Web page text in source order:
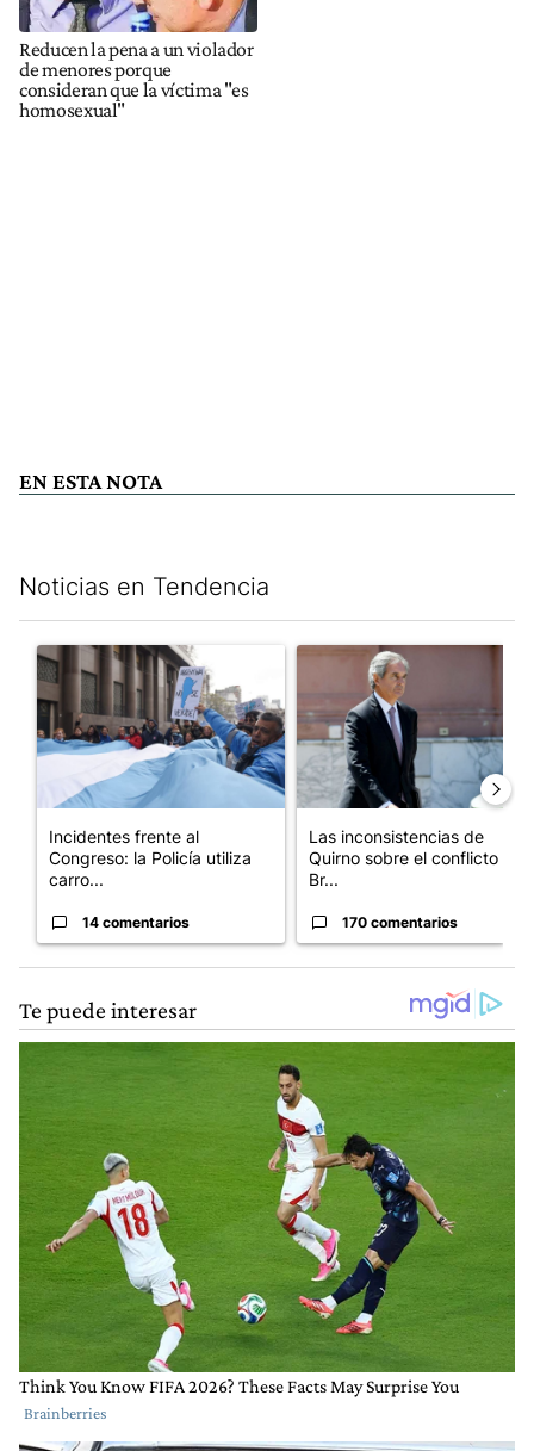
Reducen la pena a un violador
de menores porque
consideran que la víctima "es
homosexual"
EN ESTA NOTA
Noticias en Tendencia
Un artículo de tendencia con el título "Incidentes frente al
Incidentes frente al
Congreso: la Policía utiliza
carro...
14 comentarios
Un artículo de tendencia con
Las inconsistencias de
Quirno sobre el conflicto con
Br...
170 comentarios